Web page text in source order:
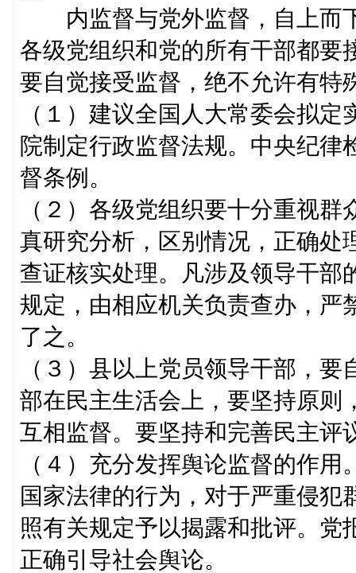
内监督与党外监督，自上而
各级党组织和党的所有干部都要
要自觉接受监督，绝不允许有特
（１）建议全国人大常委会拟
院制定行政监督法规。中央纪律
督条例。
（２）各级党组织要十分重视
真研究分析，区别情况，正确处
查证核实处理。凡涉及领导干部
规定，由相应机关负责查办，严
了之。
（３）县以上党员领导干部，
部在民主生活会上，要坚持原则
互相监督。要坚持和完善民主评
（４）充分发挥舆论监督的作
国家法律的行为，对于严重侵
照有关规定予以揭露和批评。党
正确引导社会舆论。